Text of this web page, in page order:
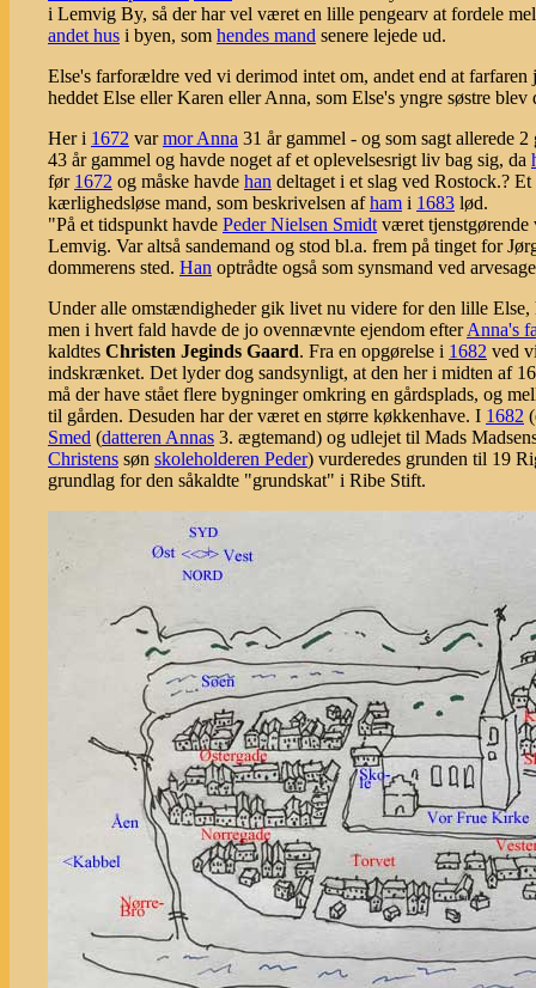
i Lemvig By, så der har vel været en lille pengearv at fordele
andet hus i byen, som hendes mand senere lejede ud.
Else's farforældre ved vi derimod intet om, andet end at
heddet Else eller Karen eller Anna, som Else's yngre søstre blev
Her i 1672 varmor Anna 31 år gammel - og som sagt allerede
43 år gammel og havde noget af et oplevelsesrigt liv bag sig, da
før 1672 og måske havde han deltaget i et slag ved Rostock.?
kærlighedsløse mand, som beskrivelsen afham i 1683 lød.
"På et tidspunkt havde Peder Nielsen Smidt været
Lemvig. Var altså sandemand og stod bl.a. frem på tinget for
dommerens sted. Han optrådte også som synsmand ved
Under alle omstændigheder gik livet nu videre for den lille Else,
men i hvert fald havde de jo ovennævnte ejendom efterAnna's
kaldtes Christen Jeginds Gaard. Fra en opgørelse i 1682 ved
indskrænket. Det lyder dog sandsynligt, at den her i midten af
må der have stået flere bygninger omkring en gårdsplads, og
til gården. Desuden har der været en større køkkenhave. I 1682
Smed (datteren Annas 3. ægtemand) og udlejet til Mads
Christens søn skoleholderen Peder) vurderedes grunden til 19
grundlag for den såkaldte "grundskat" i Ribe Stift.